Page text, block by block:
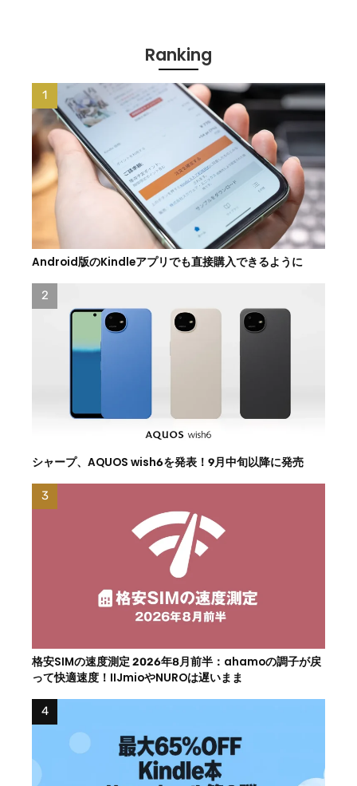
Ranking
Android版のKindleアプリでも直接購入できるように
シャープ、AQUOS wish6を発表！9月中旬以降に発売
格安SIMの速度測定 2026年8月前半：ahamoの調子が戻
って快適速度！IIJmioやNUROは遅いまま